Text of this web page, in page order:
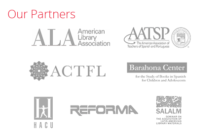
Our Partners